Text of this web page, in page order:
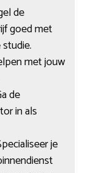
de
goed met
met jouw
de
in als
je